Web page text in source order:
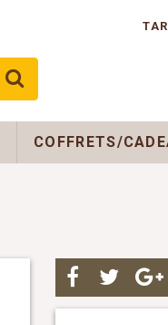
COFFRETS/